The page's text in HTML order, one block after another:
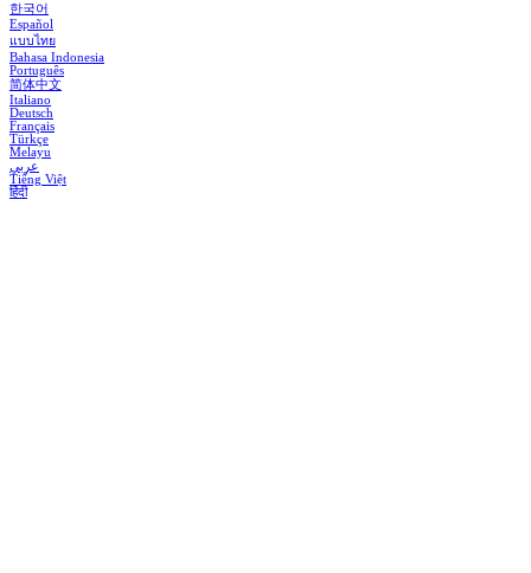
한국어
Español
แบบไทย
Bahasa Indonesia
Português
简体中文
Italiano
Deutsch
Français
Türkçe
Melayu
عربي
Tiếng Việt
हिंदी